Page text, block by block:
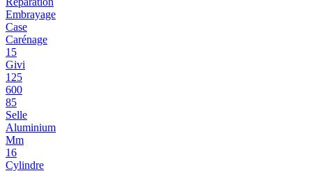
Embrayage
Case
Carénage
15
Givi
125
600
85
Selle
Aluminium
Mm
16
Cylindre